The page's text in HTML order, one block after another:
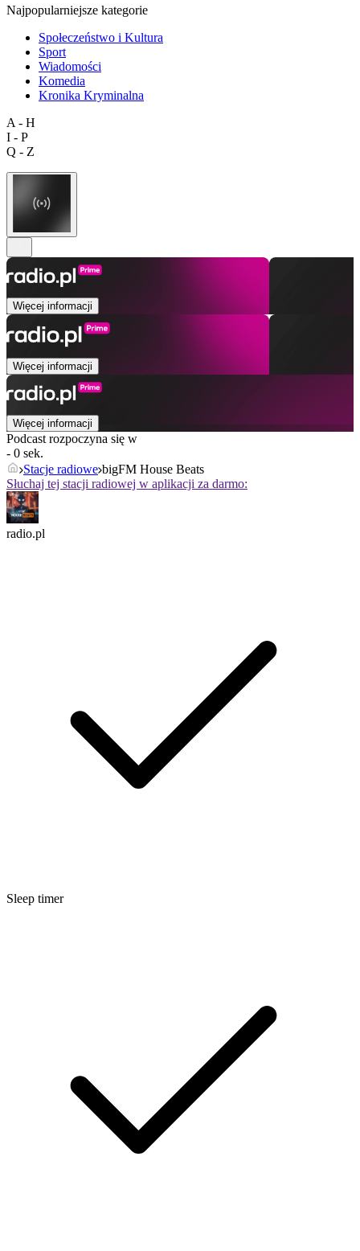
Najpopularniejsze kategorie
Społeczeństwo i Kultura
Sport
Wiadomości
Komedia
Kronika Kryminalna
A - H
I - P
Q - Z
Więcej informacji
Więcej informacji
Więcej informacji
Podcast rozpoczyna się w
- 0 sek.
Stacje radiowe bigFM House Beats
Słuchaj tej stacji radiowej w aplikacji za darmo:
radio.pl
Sleep timer